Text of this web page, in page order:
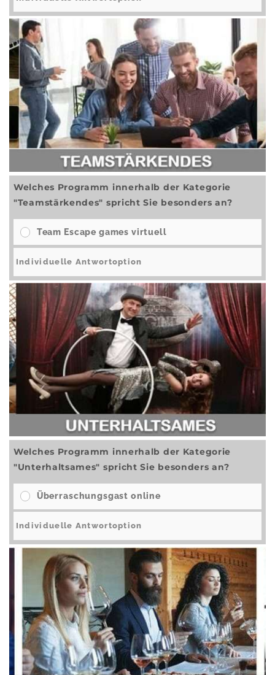
Welches Programm innerhalb der Kategorie
"Teamstärkendes" spricht Sie besonders an?
Team Escape games virtuell
Welches Programm innerhalb der Kategorie
"Unterhaltsames" spricht Sie besonders an?
Überraschungsgast online